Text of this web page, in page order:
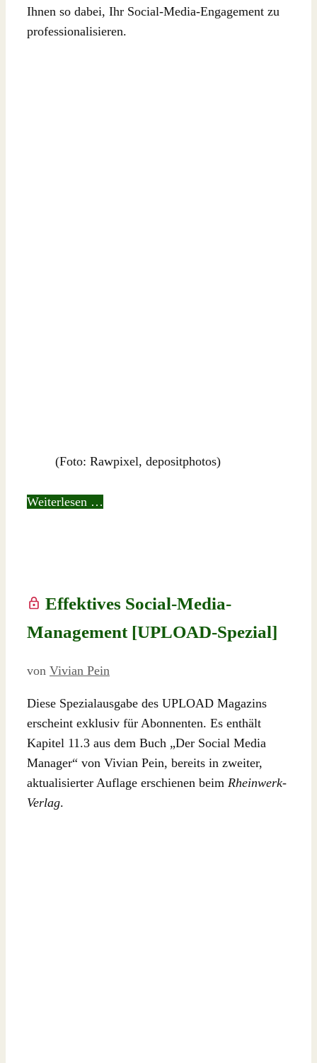
Ihnen so dabei, Ihr Social-Media-Engagement zu
professionalisieren.
(Foto: Rawpixel, depositphotos)
Weiterlesen …
Effektives Social-Media-
Management [UPLOAD-Spezial]
von Vivian Pein
Diese Spezialausgabe des UPLOAD Magazins
erscheint exklusiv für Abonnenten. Es enthält
Kapitel 11.3 aus dem Buch „Der Social Media
Manager“ von Vivian Pein, bereits in zweiter,
aktualisierter Auflage erschienen beim Rheinwerk-
Verlag.